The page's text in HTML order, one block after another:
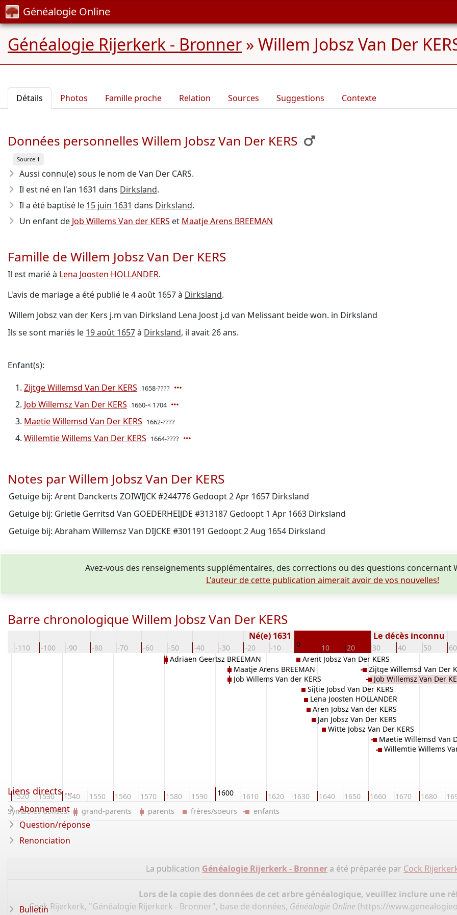
Généalogie Online
Généalogie Rijerkerk - Bronner » Willem Jobsz Van Der
Détails Photos Famille proche Relation Sources Suggestions Contexte
Données personnelles Willem Jobsz Van Der KERS
Source 1
Aussi connu(e) sous le nom de Van Der CARS.
Il est né en l'an 1631 dans Dirksland.
Il a été baptisé le 15 juin 1631 dans Dirksland.
Un enfant de Job Willems Van der KERS et Maatje Arens BREEMAN
Famille de Willem Jobsz Van Der KERS
Il est marié à Lena Joosten HOLLANDER.
L'avis de mariage a été publié le 4 août 1657 à Dirksland.
Willem Jobsz van der Kers j.m van Dirksland Lena Joost j.d van Melissant beide won. in Dirksland
Ils se sont mariés le 19 août 1657à Dirksland, il avait 26 ans.
Enfant(s):
Zijtge Willemsd Van Der KERS 1658-????
Job Willemsz Van Der KERS 1660-< 1704
Maetie Willemsd Van Der KERS 1662-????
Willemtie Willems Van Der KERS 1664-????
Notes par Willem Jobsz Van Der KERS
Getuige bij: Arent Danckerts ZOIWIJCK #244776 Gedoopt 2 Apr 1657 Dirksland
Getuige bij: Grietie Gerritsd Van GOEDERHEIJDE #313187 Gedoopt 1 Apr 1663 Dirksland
Getuige bij: Abraham Willemsz Van DIJCKE #301191 Gedoopt 2 Aug 1654 Dirksland
Avez-vous des renseignements supplémentaires, des corrections ou des questions concernant
L'auteur de cette publication aimerait avoir de vos nouvelles!
Barre chronologique Willem Jobsz Van Der KERS
-110 -100 -90 -80 -70 -60 -50 -40 -30 -20 -10 0 10 20 30 40 50 60
Né(e) 1631 Le décès inconnu
1520 1530 1540 1550 1560 1570 1580 1590 1600 1610 1620 1630 1640 1650 1660 1670 1680
Adriaen Geertsz BREEMAN
Maatje Arens BREEMAN
Job Willems Van der KERS
Arent Jobsz Van Der KERS
Sijtie Jobsd Van Der KERS
Lena Joosten HOLLANDER
Aren Jobsz Van der KERS
Jan Jobsz Van Der KERS
Witte Jobsz Van Der KERS
Zijtge Willemsd Van Der
Job Willemsz Van Der
Maetie Willemsd Van
Willemtie Willems
Symboles utilisés: grand-parents parents frères/soeurs enfants
La publication Généalogie Rijerkerk - Bronner a été préparée par Cock
Lors de la copie des données de cet arbre généalogique, veuillez inclure une
Cock Rijerkerk, "Généalogie Rijerkerk - Bronner", base de données, Généalogie Online (https://
Liens directs ...
Abonnement
Question/réponse
Renonciation
Bulletin